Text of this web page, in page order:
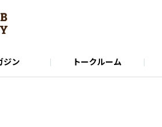
ジン トークルーム
に関するお問い合わせ